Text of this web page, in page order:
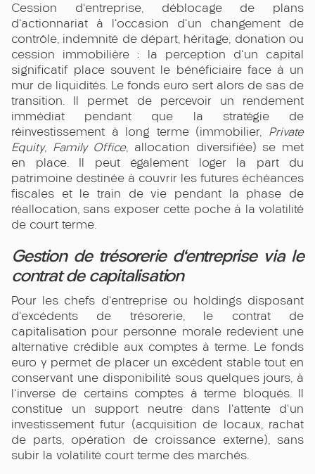
Cession d'entreprise, déblocage de plans
d'actionnariat à l'occasion d'un changement de
contrôle, indemnité de départ, héritage, donation ou
cession immobilière : la perception d'un capital
significatif place souvent le bénéficiaire face à un
mur de liquidités. Le fonds euro sert alors de sas de
transition. Il permet de percevoir un rendement
immédiat pendant que la stratégie de
réinvestissement à long terme (immobilier, Private
Equity, Family Office, allocation diversifiée) se met
en place. Il peut également loger la part du
patrimoine destinée à couvrir les futures échéances
fiscales et le train de vie pendant la phase de
réallocation, sans exposer cette poche à la volatilité
de court terme.
Gestion de trésorerie d'entreprise via le
contrat de capitalisation
Pour les chefs d'entreprise ou holdings disposant
d'excédents de trésorerie, le contrat de
capitalisation pour personne morale redevient une
alternative crédible aux comptes à terme. Le fonds
euro y permet de placer un excédent stable tout en
conservant une disponibilité sous quelques jours, à
l'inverse de certains comptes à terme bloqués. Il
constitue un support neutre dans l'attente d'un
investissement futur (acquisition de locaux, rachat
de parts, opération de croissance externe), sans
subir la volatilité court terme des marchés.